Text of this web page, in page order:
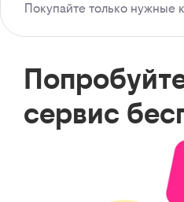
Покупайте только нужные
сервис